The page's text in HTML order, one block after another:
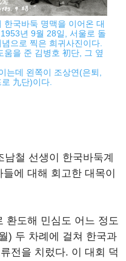
국바둑 명맥을 이어온 대
년 9월 28일, 서울로 돌
으로 찍은 희귀사진이다.
움을 준 김병호 初단, 그 옆
는데 왼쪽이 조상연(은퇴,
九단)이다.
철 선생이 한국바둑계
에 대해 회고한 대목이
환도해 민심도 어느 정도
) 두 차례에 걸쳐 한국과
전을 치렀다. 이 대회 덕